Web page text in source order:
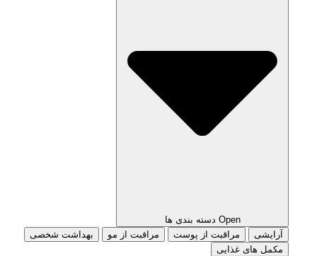
Open دسته بندی ها
آرایشی
مراقبت از پوست مراقبت از مو
بهداشت شخصی
مکمل های غذایی